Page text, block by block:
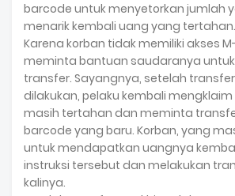
barcode untuk menyetorkan jumlah
menarik kembali uang yang tertahan.
Karena korban tidak memiliki akses
meminta bantuan saudaranya
transfer. Sayangnya, setelah
dilakukan, pelaku kembali
masih tertahan dan meminta
barcode yang baru. Korban, yang
untuk mendapatkan uangnya
instruksi tersebut dan melakukan
kalinya.